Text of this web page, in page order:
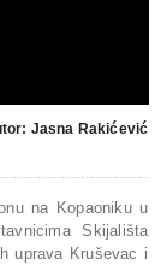
Jasna Rakićević
na Kopaoniku u
Skijališta
uprava Kruševac i